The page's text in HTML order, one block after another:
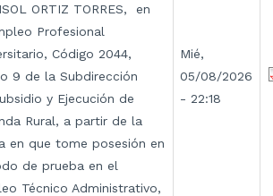
ORTIZ TORRES, en
Profesional
Código 2044,
9 de la Subdirección
y Ejecución de
Rural, a partir de la
en que tome posesión en
de prueba en el
Técnico Administrativo,
Mié,
05/08/2026
- 22:18